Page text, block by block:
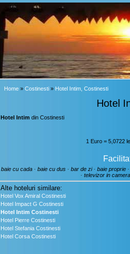
Home » Costinesti » Hotel Intim, Costinesti
Hotel
Hotel Intim din Costinesti
1 Euro = 5,0722
baie cu cada · baie cu dus · bar de zi · baie proprie
· televizor in
Alte hoteluri similare:
Hotel Vox Amiral Costinesti
Hotel Impact G Costinesti
Hotel Intim Costinesti
Hotel Pierre Costinesti
Hotel Stefania Costinesti
Hotel Corsa Costinesti